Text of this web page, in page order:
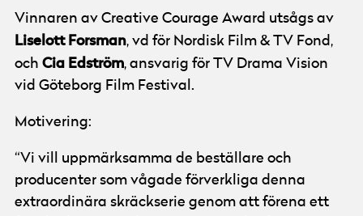
Vinnaren av Creative Courage Award utsågs av
Liselott Forsman, vd för Nordisk Film & TV Fond,
och Cia Edström, ansvarig för TV Drama Vision
vid Göteborg Film Festival.
Motivering:
“Vi vill uppmärksamma de beställare och
producenter som vågade förverkliga denna
extraordinära skräckserie genom att förena ett